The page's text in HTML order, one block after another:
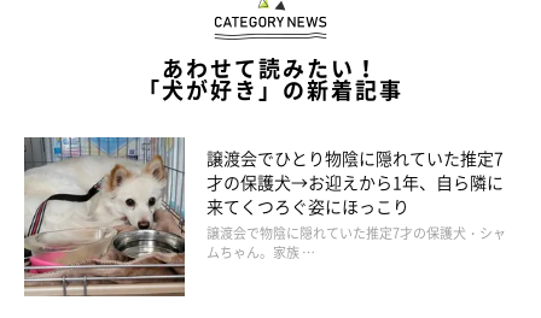
お互いのことを思い合えるとっても仲良しな兄妹コンビ。ふたり
の素敵な日常の様子に、今後も注目です♪
動画はこちら↓
https://twitter.com/ringoro119/status/1232979260924555265
参照／Twitter（@ringoro119
あわせて読みたい！
「犬が好き」の新着記事
譲渡会でひとり物陰に隠れていた推定7
才の保護犬→お迎えから1年、自ら隣に
来てくつろぐ姿にほっこり
譲渡会で物陰に隠れていた推定7才の保護犬・シャ
ムちゃん。家族 …